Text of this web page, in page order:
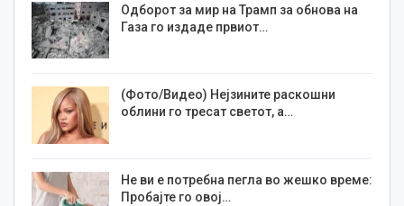
Одборот за мир на Трамп за обнова на
Газа го издаде првиот…
(Фото/Видео) Нејзините раскошни
облини го тресат светот, а…
Не ви е потребна пегла во жешко време:
Пробајте го овој…